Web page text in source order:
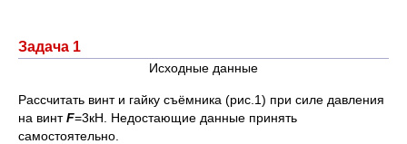
Задача 1
Исходные данные
Рассчитать винт и гайку съёмника (рис.1) при силе давления
на винтF=3кН. Недостающие данные принять
самостоятельно.